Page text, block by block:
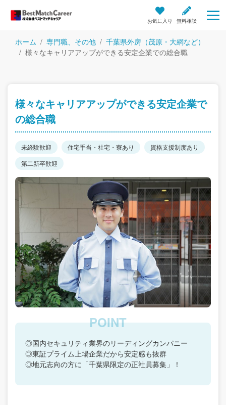
お気に入り 無料相談
ホーム 専門職、その他
千葉県外房（茂原・大網など）
様々なキャリアアップができる安定企業での総合職
様々なキャリアアップができる安定企業で
の総合職
未経験歓迎 住宅手当・社宅・寮あり
資格支援制度あり
第二新卒歓迎
◎国内セキュリティ業界のリーディングカンパニー
◎東証プライム上場企業だから安定感も抜群
◎地元志向の方に「千葉県限定の正社員募集」！